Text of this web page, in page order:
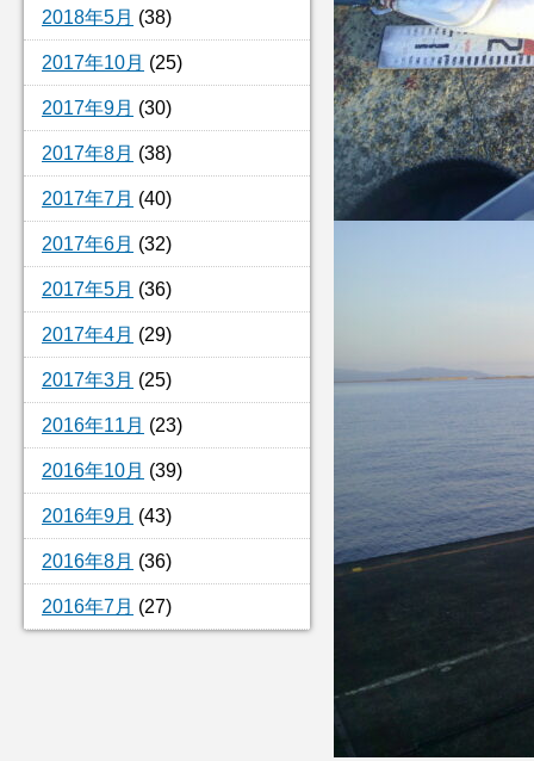
2018年5月 (38)
2017年10月 (25)
2017年9月 (30)
2017年8月 (38)
2017年7月 (40)
2017年6月 (32)
2017年5月 (36)
2017年4月 (29)
2017年3月 (25)
2016年11月 (23)
2016年10月 (39)
2016年9月 (43)
2016年8月 (36)
2016年7月 (27)